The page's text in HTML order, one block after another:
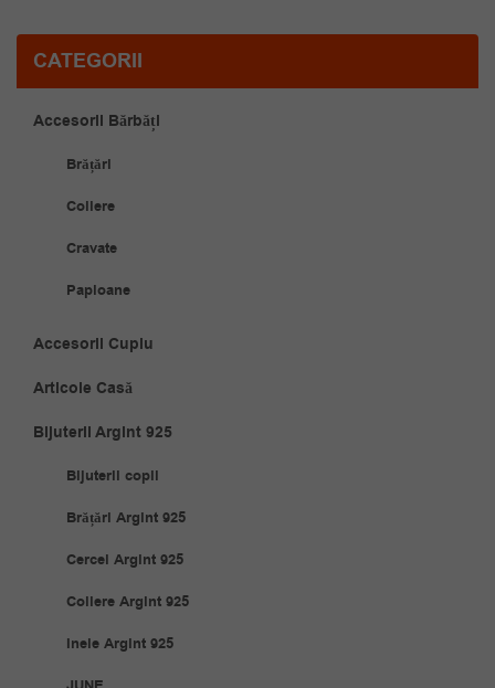
CATEGORII
Accesorii Bărbăți
Brățări
Coliere
Cravate
Papioane
Accesorii Cuplu
Articole Casă
Bijuterii Argint 925
Bijuterii copii
Brățări Argint 925
Cercei Argint 925
Coliere Argint 925
Inele Argint 925